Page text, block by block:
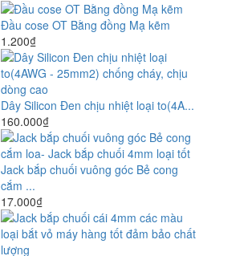
Đầu cose OT Bằng đồng Mạ kẽm
1.200₫
Dây Silicon Đen chịu nhiệt loại to(4A...
160.000₫
Jack bắp chuối vuông góc Bẻ cong
cắm ...
17.000₫